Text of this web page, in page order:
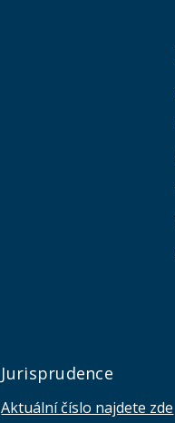
Jurisprudence
Aktuální číslo najdete zde